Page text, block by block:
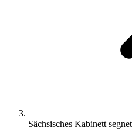
Sächsisches Kabinett